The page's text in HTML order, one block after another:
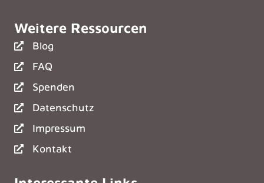
Weitere Ressourcen
Blog
FAQ
Spenden
Datenschutz
Impressum
Kontakt